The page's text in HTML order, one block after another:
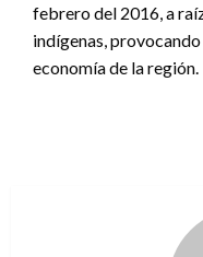
febrero del 2016, a
indígenas,
economía de la región.